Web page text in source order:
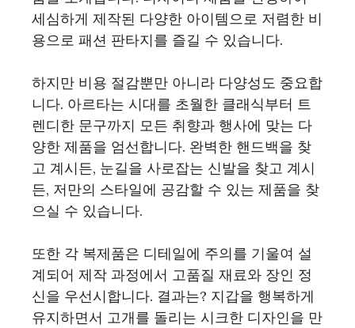
세심하게 제작된 다양한 아이템으로 저렴한 비
용으로 패션 판타지를 즐길 수 있습니다.
하지만 비용 절감뿐만 아니라 다양성도 중요합
니다. 아르타는 시대를 초월한 클래식부터 트
렌디한 문구까지 모든 취향과 행사에 맞는 다
양한 제품을 엄선합니다. 완벽한 핸드백을 찾
고 계시든, 눈길을 사로잡는 신발을 찾고 계시
든, 저만의 스타일에 공감할 수 있는 제품을 찾
으실 수 있습니다.
또한 각 복제품은 디테일에 주의를 기울여 설
계되어 제작 과정에서 고품질 재료와 장인 정
신을 우선시합니다. 결과는? 지갑을 행복하게
유지하면서 고개를 돌리는 시크한 디자인을 만